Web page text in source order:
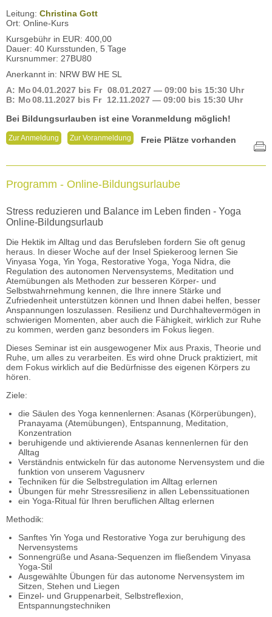
Leitung: Christina Gott
Ort: Online-Kurs
Kursgebühr in EUR: 400,00
Dauer: 40 Kursstunden, 5 Tage
Kursnummer: 27BU80
Anerkannt in: NRW BW HE SL
A: Mo04.01.2027 bis Fr 08.01.2027 — 09:00 bis 15:30 Uhr
B: Mo08.11.2027 bis Fr 12.11.2027 — 09:00 bis 15:30 Uhr
Bei Bildungsurlauben ist eine Voranmeldung möglich!
Zur Anmeldung Zur Voranmeldung Freie Plätze vorhanden
Programm - Online-Bildungsurlaube
Stress reduzieren und Balance im Leben finden - Yoga
Online-Bildungsurlaub
Die Hektik im Alltag und das Berufsleben fordern Sie oft genug
heraus. In dieser Woche auf der Insel Spiekeroog lernen Sie
Vinyasa Yoga, Yin Yoga, Restorative Yoga, Yoga Nidra, die
Regulation des autonomen Nervensystems, Meditation und
Atemübungen als Methoden zur besseren Körper- und
Selbstwahrnehmung kennen, die Ihre innere Stärke und
Zufriedenheit unterstützen können und Ihnen dabei helfen, besser
Anspannungen loszulassen. Resilienz und Durchhaltevermögen in
schwierigen Momenten, aber auch die Fähigkeit, wirklich zur Ruhe
zu kommen, werden ganz besonders im Fokus liegen.
Dieses Seminar ist ein ausgewogener Mix aus Praxis, Theorie und
Ruhe, um alles zu verarbeiten. Es wird ohne Druck praktiziert, mit
dem Fokus wirklich auf die Bedürfnisse des eigenen Körpers zu
hören.
Ziele:
die Säulen des Yoga kennenlernen: Asanas (Körperübungen),
Pranayama (Atemübungen), Entspannung, Meditation,
Konzentration
beruhigende und aktivierende Asanas kennenlernen für den
Alltag
Verständnis entwickeln für das autonome Nervensystem und die
funktion von unserem Vagusnerv
Techniken für die Selbstregulation im Alltag erlernen
Übungen für mehr Stressresilienz in allen Lebenssituationen
ein Yoga-Ritual für Ihren beruflichen Alltag erlernen
Methodik:
Sanftes Yin Yoga und Restorative Yoga zur beruhigung des
Nervensystems
Sonnengrüße und Asana-Sequenzen im fließendem Vinyasa
Yoga-Stil
Ausgewählte Übungen für das autonome Nervensystem im
Sitzen, Stehen und Liegen
Einzel- und Gruppenarbeit, Selbstreflexion,
Entspannungstechniken